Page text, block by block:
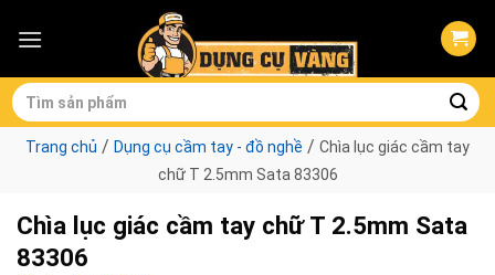
Tìm
kiếm:
Trang chủ / Dụng cụ cầm tay - đồ nghề / Chìa lục giác cầm tay
chữ T 2.5mm Sata 83306
Chìa lục giác cầm tay chữ T 2.5mm Sata
83306